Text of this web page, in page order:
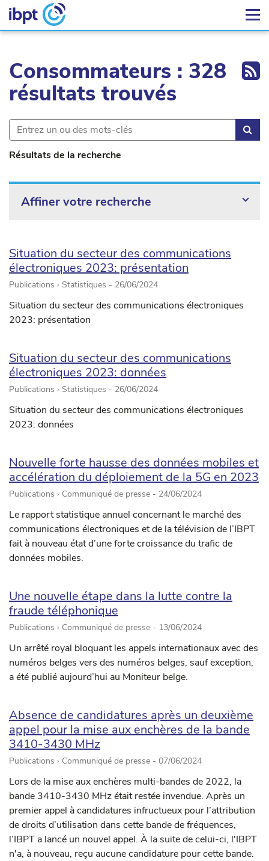
Consommateurs : 328
résultats trouvés
Résultats de la recherche
Affiner votre recherche
Situation du secteur des communications
électroniques 2023: présentation
Publications › Statistiques - 26/06/2024
Situation du secteur des communications électroniques
2023: présentation
Situation du secteur des communications
électroniques 2023: données
Publications › Statistiques - 26/06/2024
Situation du secteur des communications électroniques
2023: données
Nouvelle forte hausse des données mobiles et
accélération du déploiement de la 5G en 2023
Publications › Communiqué de presse - 24/06/2024
Le rapport statistique annuel concernant le marché des
communications électroniques et de la télévision de l’IBPT
fait à nouveau état d’une forte croissance du trafic de
données mobiles.
Une nouvelle étape dans la lutte contre la
fraude téléphonique
Publications › Communiqué de presse - 13/06/2024
Un arrêté royal bloquant les appels internationaux avec des
numéros belges vers des numéros belges, sauf exception,
a été publié aujourd’hui au Moniteur belge.
Absence de candidatures après un deuxième
appel pour la mise aux enchères de la bande
3410-3430 MHz
Publications › Communiqué de presse - 07/06/2024
Lors de la mise aux enchères multi-bandes de 2022, la
bande 3410-3430 MHz était restée invendue. Après un
premier appel à candidatures infructueux pour l’attribution
de droits d’utilisation dans cette bande de fréquences,
l’IBPT a lancé un nouvel appel. À la suite de celui-ci, l'IBPT
n'a, à nouveau, reçu aucune candidature pour cette bande.